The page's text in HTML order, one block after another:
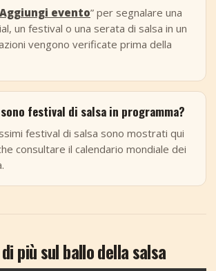
Aggiungi evento” per segnalare una
un festival o una serata di salsa in un
vengono verificate prima della
festival di salsa in programma?
festival di salsa sono mostrati qui
consultare il calendario mondiale dei
più sul ballo della salsa